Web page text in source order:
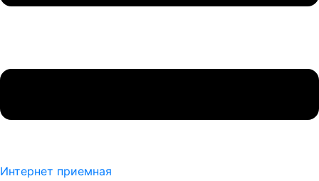
Интернет приемная